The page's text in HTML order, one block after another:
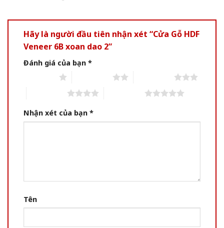
Hãy là người đầu tiên nhận xét “Cửa Gỗ HDF
Veneer 6B xoan dao 2”
Đánh giá của bạn *
Nhận xét của bạn *
Tên